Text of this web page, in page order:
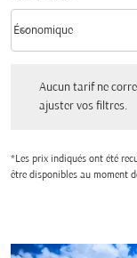
Classe cabine option
Économique
keyboard_arrow_down
Aucun tarif ne
ajuster vos filtres.
*Les prix indiqués ont été
être disponibles au moment